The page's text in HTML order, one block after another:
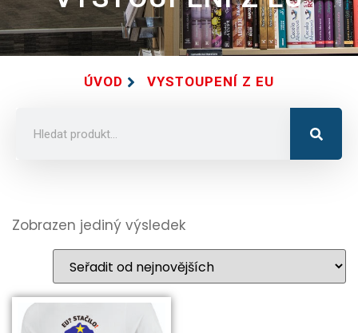
ÚVOD VYSTOUPENÍ Z EU
Zobrazen jediný výsledek